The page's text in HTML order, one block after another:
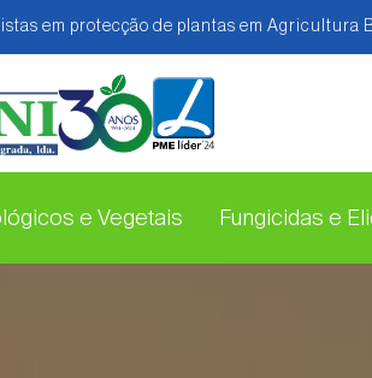
em protecção de plantas em Agricultura
e Vegetais Fungicidas e